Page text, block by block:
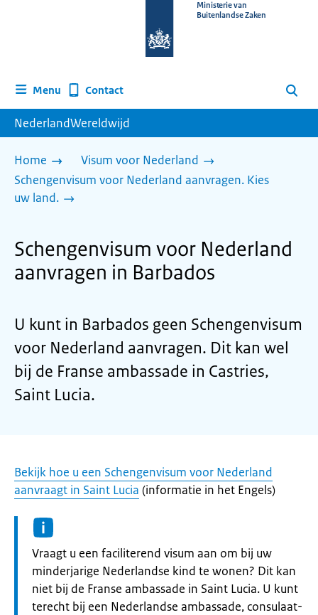
homepage
Ministerie van
Buitenlandse Zaken
Menu Contact Zoeken
NederlandWereldwijd
Home
Visum voor Nederland
Schengenvisum voor Nederland aanvragen. Kies
uw land.
Schengenvisum voor Nederland
aanvragen in Barbados
U kunt in Barbados geen Schengenvisum
voor Nederland aanvragen. Dit kan wel
bij de Franse ambassade in Castries,
Saint Lucia.
Bekijk hoe u een Schengenvisum voor Nederland
aanvraagt in Saint Lucia (informatie in het Engels)
Informatie:
Vraagt u een faciliterend visum aan om bij uw
minderjarige Nederlandse kind te wonen? Dit kan
niet bij de Franse ambassade in Saint Lucia. U kunt
terecht bij een Nederlandse ambassade, consulaat-